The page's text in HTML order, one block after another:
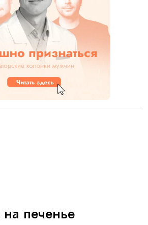
печенье